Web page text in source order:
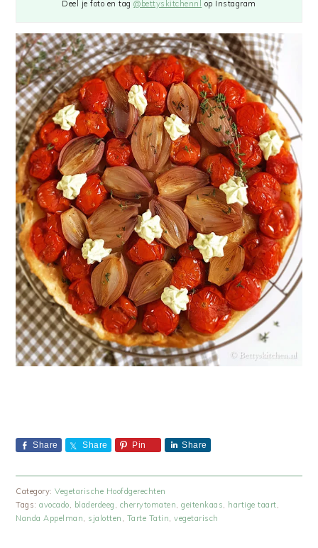
Deel je foto en tag@bettyskitchennl op Instagram
Share Share Pin Share
Category:Vegetarische Hoofdgerechten
Tags:avocado, bladerdeeg , cherrytomaten,geitenkaas, hartige taart,
Nanda Appelman, sjalotten , Tarte Tatin,vegetarisch